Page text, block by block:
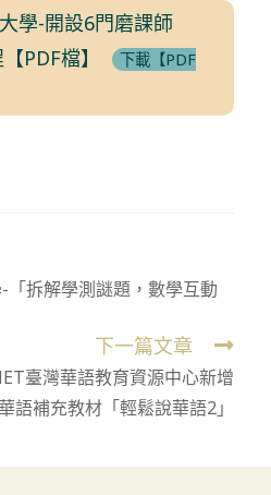
學-開設6門磨課師
PDF檔】
下載【PDF
「拆解學測謎題，數學互動
下一篇文章
臺灣華語教育資源中心新增
語補充教材「輕鬆說華語2」